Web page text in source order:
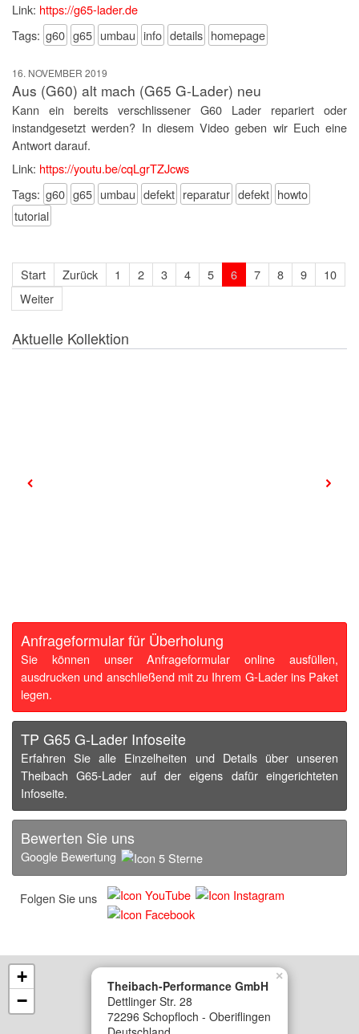
Link: https://g65-lader.de
Tags: g60 g65 umbau info details homepage
16. NOVEMBER 2019
Aus (G60) alt mach (G65 G-Lader) neu
Kann ein bereits verschlissener G60 Lader repariert oder
instandgesetzt werden? In diesem Video geben wir Euch eine
Antwort darauf.
Link: https://youtu.be/cqLgrTZJcws
Tags: g60 g65 umbau defekt reparatur defekt howto
tutorial
Start Zurück 1 2 3 4 5 6 7 8 9
10
Weiter
Aktuelle Kollektion
Anfrageformular für Überholung
Sie können unser Anfrageformular online ausfüllen,
ausdrucken und anschließend mit zu Ihrem G-Lader ins Paket
legen.
TP G65 G-Lader Infoseite
Erfahren Sie alle Einzelheiten und Details über unseren
Theibach G65-Lader auf der eigens dafür eingerichteten
Infoseite.
Bewerten Sie uns
Google Bewertung
Folgen Sie uns
Theibach-Performance GmbH
Dettlinger Str. 28
72296 Schopfloch - Oberiflingen
×
+
−